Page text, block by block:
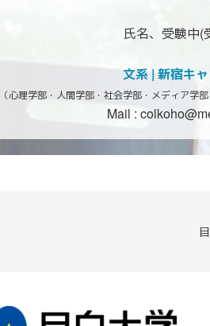
氏名、受験中(
文系 | 新宿キ
（心理学部・人間学部・社会学部・ メディア学
Mail :